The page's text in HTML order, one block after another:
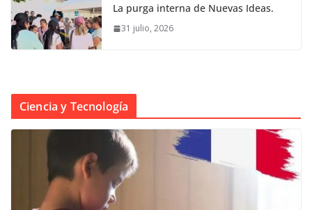
La purga interna de Nuevas Ideas.
31 julio, 2026
Ciencia y Tecnología